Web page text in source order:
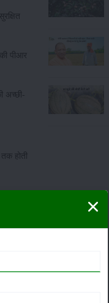
पीआर
अच्छी-
होती
के